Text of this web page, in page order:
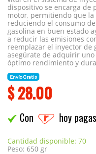
dispositivo se encarga de
motor, permitiendo que
reduciendo el consumo
gasolina en buen estado
a reducir las emisiones
reemplazar el inyector de
asegúrate de adquirir
óptimo rendimiento y
Envío Gratis
$28.00
Con hoy pagas
Cantidad disponible: 70
Peso: 650 gr